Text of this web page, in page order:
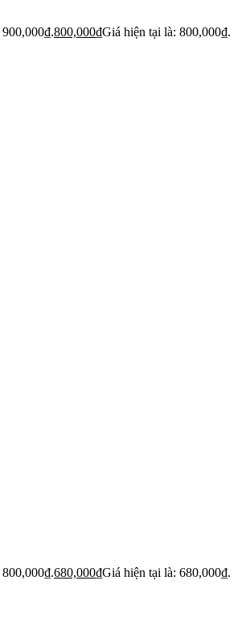
800,000₫Giá hiện tại là: 800,000₫.
680,000₫Giá hiện tại là: 680,000₫.